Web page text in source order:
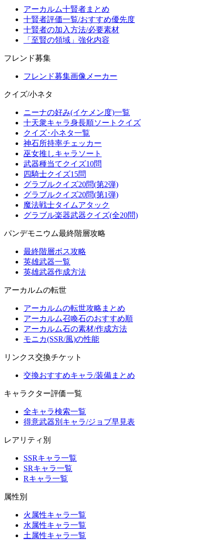
アーカルム十賢者まとめ
十賢者評価一覧/おすすめ優先度
十賢者の加入方法/必要素材
「至賢の領域」強化内容
フレンド募集
フレンド募集画像メーカー
クイズ/小ネタ
ニーナの好み(イケメン度)一覧
十天衆キャラ身長順ソートクイズ
クイズ･小ネタ一覧
神石所持率チェッカー
巫女推しキャラソート
武器種当てクイズ10問
四騎士クイズ15問
グラブルクイズ20問(第2弾)
グラブルクイズ20問(第1弾)
魔法戦士タイムアタック
グラブル楽器武器クイズ(全20問)
パンデモニウム最終階層攻略
最終階層ボス攻略
英雄武器一覧
英雄武器作成方法
アーカルムの転世
アーカルムの転世攻略まとめ
アーカルム召喚石のおすすめ順
アーカルム石の素材/作成方法
モニカ(SSR/風)の性能
リンクス交換チケット
交換おすすめキャラ/装備まとめ
キャラクター評価一覧
全キャラ検索一覧
得意武器別キャラ/ジョブ早見表
レアリティ別
SSRキャラ一覧
SRキャラ一覧
Rキャラ一覧
属性別
火属性キャラ一覧
水属性キャラ一覧
土属性キャラ一覧